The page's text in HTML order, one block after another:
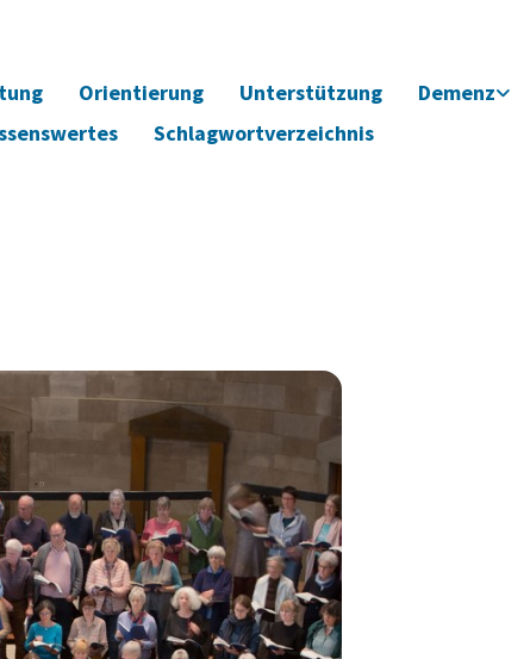
Orientierung Unterstützung Demenz
Schlagwortverzeichnis